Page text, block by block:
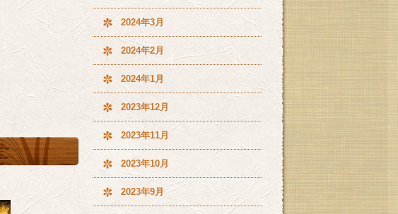
2024年3月
2024年2月
2024年1月
2023年12月
2023年11月
2023年10月
2023年9月